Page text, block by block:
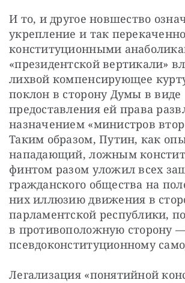
И то, и другое новшество
укрепление и так
конституционными
«президентской вертикали»
лихвой компенсирующее
поклон в сторону Думы в виде
предоставления ей права
назначением «министров
Таким образом, Путин, как
нападающий, ложным
финтом разом уложил всех
гражданского общества на
них иллюзию движения в
парламентской республики,
в противоположную сторону
псевдоконституционному
Легализация «понятийной